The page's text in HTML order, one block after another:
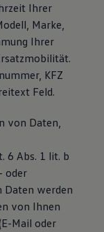
Ihrer
Marke,
Ihrer
KFZ
Feld.
von Daten,
6 Abs. 1 lit. b
oder
Daten werden
von Ihnen
Mail oder